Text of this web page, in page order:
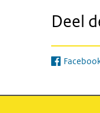
Deel
(externe